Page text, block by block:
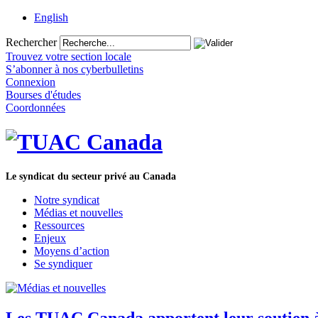
English
Rechercher
Trouvez votre section locale
S’abonner à nos cyberbulletins
Connexion
Bourses d'études
Coordonnées
Le syndicat du secteur privé au Canada
Notre syndicat
Médias et nouvelles
Ressources
Enjeux
Moyens d’action
Se syndiquer